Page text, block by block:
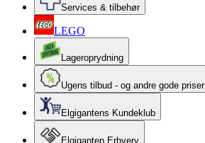
Services & tilbehør
LEGO
Lageroprydning
Ugens tilbud - og andre gode priser
Elgigantens Kundeklub
Elgiganten Erhverv